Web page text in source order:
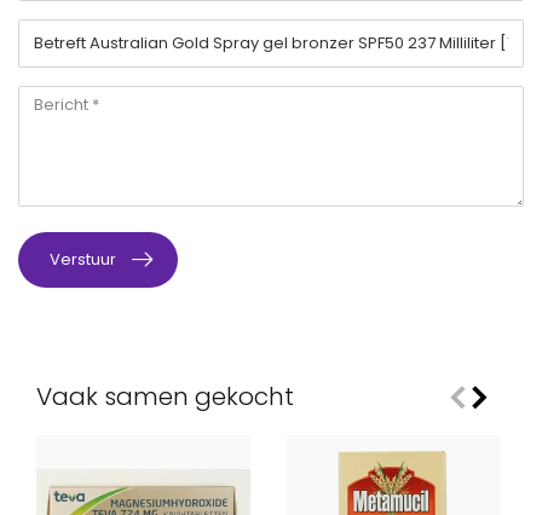
Verstuur
Vaak samen gekocht